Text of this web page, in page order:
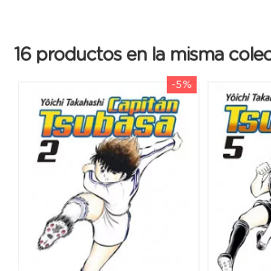
16 productos en la misma
-5%